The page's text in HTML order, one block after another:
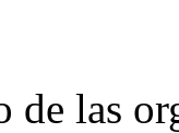
las